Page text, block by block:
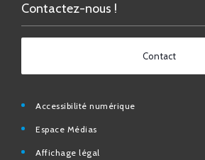
Contact
Accessibilité numérique